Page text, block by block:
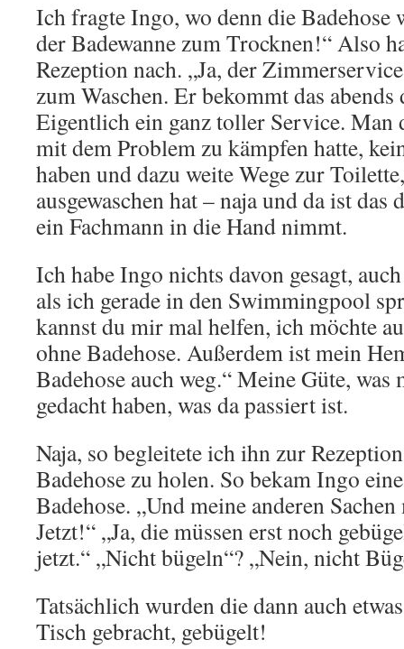
Ich fragte Ingo, wo denn die Badehose
der Badewanne zum Trocknen!“ Also
Rezeption nach. „Ja, der
zum Waschen. Er bekommt das abends
Eigentlich ein ganz toller Service. Man
mit dem Problem zu kämpfen hatte,
haben und dazu weite Wege zur
ausgewaschen hat – naja und da ist das
ein Fachmann in die Hand nimmt.
Ich habe Ingo nichts davon gesagt,
als ich gerade in den Swimmingpool
kannst du mir mal helfen, ich möchte
ohne Badehose. Außerdem ist mein
Badehose auch weg.“ Meine Güte,
gedacht haben, was da passiert ist.
Naja, so begleitete ich ihn zur
Badehose zu holen. So bekam Ingo
Badehose. „Und meine anderen
Jetzt!“ „Ja, die müssen erst noch
jetzt.“ „Nicht bügeln“? „Nein, nicht
Tatsächlich wurden die dann auch
Tisch gebracht, gebügelt!